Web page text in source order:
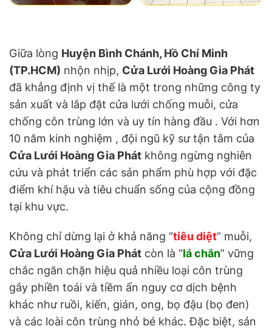
Giữa lòng Huyện Bình Chánh, Hồ Chí Minh
(TP.HCM) nhộn nhịp, Cửa Lưới Hoàng Gia Phát
đã khẳng định vị thế là một trong những công ty
sản xuất và lắp đặt cửa lưới chống muỗi, cửa
chống côn trùng lớn và uy tín hàng đầu . Với hơn
10 năm kinh nghiệm , đội ngũ kỹ sư tận tâm của
Cửa Lưới Hoàng Gia Phát không ngừng nghiên
cứu và phát triển các sản phẩm phù hợp với đặc
điểm khí hậu và tiêu chuẩn sống của cộng đồng
tại khu vực.
Không chỉ dừng lại ở khả năng “tiêu diệt” muỗi,
Cửa Lưới Hoàng Gia Phát còn là “lá chắn” vững
chắc ngăn chặn hiệu quả nhiều loại côn trùng
gây phiền toái và tiềm ẩn nguy cơ dịch bệnh
khác như ruồi, kiến, gián, ong, bọ đậu (bọ đen)
và các loài côn trùng nhỏ bé khác. Đặc biệt, sản